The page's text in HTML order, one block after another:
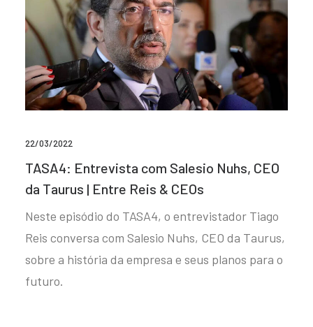
22/03/2022
TASA4: Entrevista com Salesio Nuhs, CEO
da Taurus | Entre Reis & CEOs
Neste episódio do TASA4, o entrevistador Tiago
Reis conversa com Salesio Nuhs, CEO da Taurus,
sobre a história da empresa e seus planos para o
futuro.